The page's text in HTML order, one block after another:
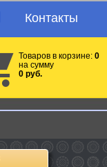
Контакты
Товаров в корзине: 0
на сумму
0 руб.